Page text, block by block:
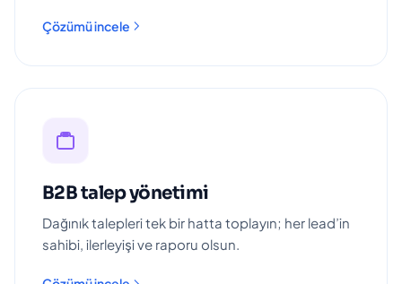
Çözümü incele
B2B talep yönetimi
Dağınık talepleri tek bir hatta toplayın; her lead’in
sahibi, ilerleyişi ve raporu olsun.